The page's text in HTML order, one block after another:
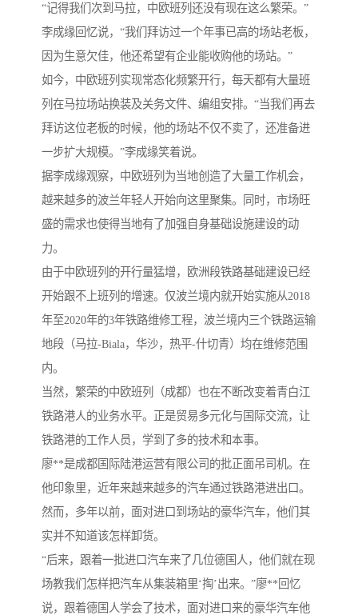
“记得我们次到马拉，中欧班列还没有现在这么繁荣。”
李成缘回忆说，“我们拜访过一个年事已高的场站老板，
因为生意欠佳，他还希望有企业能收购他的场站。”
如今，中欧班列实现常态化频繁开行，每天都有大量班
列在马拉场站换装及关务文件、编组安排。“当我们再去
拜访这位老板的时候，他的场站不仅不卖了，还准备进
一步扩大规模。”李成缘笑着说。
据李成缘观察，中欧班列为当地创造了大量工作机会，
越来越多的波兰年轻人开始向这里聚集。同时，市场旺
盛的需求也使得当地有了加强自身基础设施建设的动
力。
由于中欧班列的开行量猛增，欧洲段铁路基础建设已经
开始跟不上班列的增速。仅波兰境内就开始实施从2018
年至2020年的3年铁路维修工程，波兰境内三个铁路运输
地段（马拉-Biala，华沙，热平-什切青）均在维修范围
内。
当然，繁荣的中欧班列（成都）也在不断改变着青白江
铁路港人的业务水平。正是贸易多元化与国际交流，让
铁路港的工作人员，学到了多的技术和本事。
廖**是成都国际陆港运营有限公司的批正面吊司机。在
他印象里，近年来越来越多的汽车通过铁路港进出口。
然而，多年以前，面对进口到场站的豪华汽车，他们其
实并不知道该怎样卸货。
“后来，跟着一批进口汽车来了几位德国人，他们就在现
场教我们怎样把汽车从集装箱里‘掏’出来。”廖**回忆
说，跟着德国人学会了技术，面对进口来的豪华汽车他